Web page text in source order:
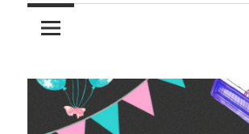
Wunschkindern
und
Wegen:
Familien-,